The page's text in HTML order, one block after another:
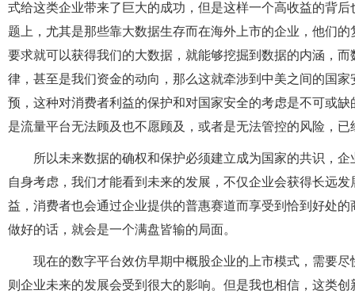
式给这类企业带来了巨大的成功，但是这样一个高收益的背
题上，尤其是那些靠大数据生存而在海外上市的企业，他们
要求就可以获得我们的大数据，就能够挖掘到数据的内涵，
律，甚至是我们资金的动向，那么这就牵涉到中美之间的国
预，这种对消费者利益的保护和对国家安全的考虑是不可或
是流量平台无法顾及也不愿顾及，或者是无法管控的风险，
所以未来数据的确权和保护必须建立成为国家的共识，
自身考虑，我们才能看到未来的发展，不仅企业会获得长远
益，消费者也会通过企业提供的普惠赛道而享受到恰到好处
做好的话，就会是一个满盘皆输的局面。
现在的数字平台效仿早期中概股企业的上市模式，需要
则企业未来的发展会受到很大的影响。但是我也相信，这类